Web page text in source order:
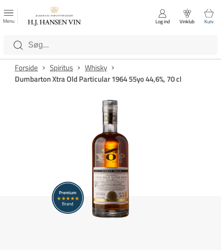
Luk
Kategorier
Menu Log ind Vinklub Kurv
Forside Spiritus
Whisky
Dumbarton Xtra Old Particular 1964 55yo 44,6%, 70 cl